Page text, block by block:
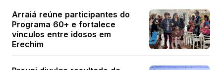
Arraiá reúne participantes do
Programa 60+ e fortalece
vínculos entre idosos em
Erechim